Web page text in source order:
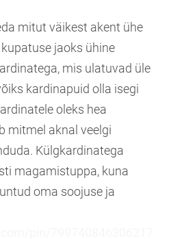
mitut väikest akent ühe
jaoks ühine
mis ulatuvad üle
kardinapuid olla isegi
oleks hea
mitmel aknal veelgi
Külgkardinatega
magamistuppa, kuna
oma soojuse ja